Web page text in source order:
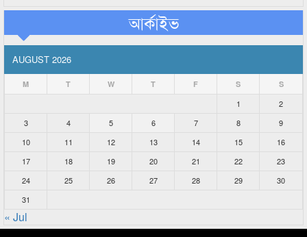
আর্কাইভ
AUGUST 2026
M T W T F S S
1
2
3
4 5 6 7 8
9
10
11 12 13 14 15
16
17
18 19 20 21 22
23
24
25 26 27 28 29
30
31
« Jul